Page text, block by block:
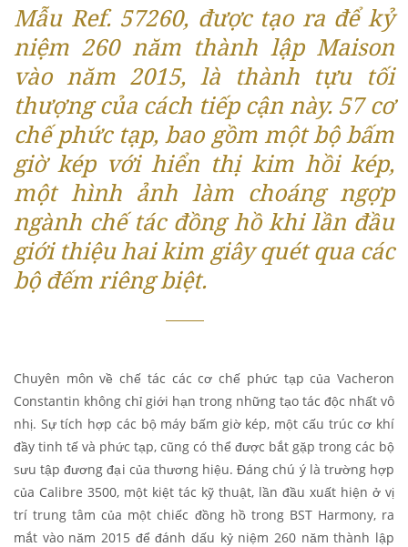
Mẫu Ref. 57260, được tạo ra để kỷ
niệm 260 năm thành lập Maison
vào năm 2015, là thành tựu tối
thượng của cách tiếp cận này. 57 cơ
chế phức tạp, bao gồm một bộ bấm
giờ kép với hiển thị kim hồi kép,
một hình ảnh làm choáng ngợp
ngành chế tác đồng hồ khi lần đầu
giới thiệu hai kim giây quét qua các
bộ đếm riêng biệt.
Chuyên môn về chế tác các cơ chế phức tạp của Vacheron
Constantin không chỉ giới hạn trong những tạo tác độc nhất vô
nhị. Sự tích hợp các bộ máy bấm giờ kép, một cấu trúc cơ khí
đầy tinh tế và phức tạp, cũng có thể được bắt gặp trong các bộ
sưu tập đương đại của thương hiệu. Đáng chú ý là trường hợp
của Calibre 3500, một kiệt tác kỹ thuật, lần đầu xuất hiện ở vị
trí trung tâm của một chiếc đồng hồ trong BST Harmony, ra
mắt vào năm 2015 để đánh dấu kỷ niệm 260 năm thành lập